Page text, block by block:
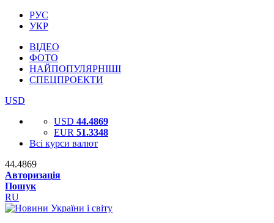
РУС
УКР
ВІДЕО
ФОТО
НАЙПОПУЛЯРНІШІ
СПЕЦПРОЕКТИ
USD
USD 44.4869
EUR 51.3348
Всі курси валют
44.4869
Авторизація
Пошук
RU